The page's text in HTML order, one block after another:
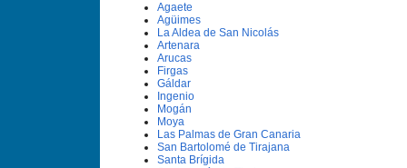
Agaete
Agüimes
La Aldea de San Nicolás
Artenara
Arucas
Firgas
Gáldar
Ingenio
Mogán
Moya
Las Palmas de Gran Canaria
San Bartolomé de Tirajana
Santa Brí­gida